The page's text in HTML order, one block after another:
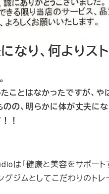
なり、何よりス
ことはなかったですが、
の、明らかに体が丈夫にな
！
は「健康と美容をサポー
ジムとしてこだわりのト